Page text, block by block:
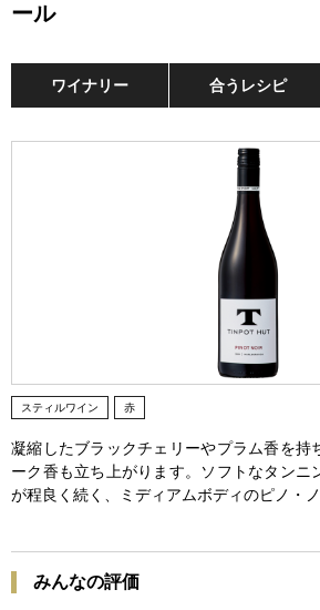
ール
ワイナリー 合うレシピ
スティルワイン 赤
凝縮したブラックチェリーやプラム香を持
ーク香も立ち上がります。ソフトなタンニ
が程良く続く、ミディアムボディのピノ・ノ
みんなの評価